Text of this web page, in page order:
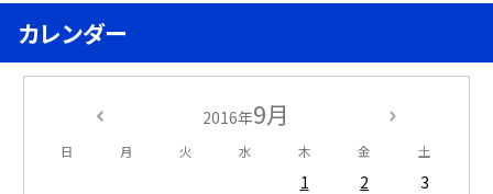
カレンダー
2016年9月
日 月 火 水 木 金 土
1 2
3